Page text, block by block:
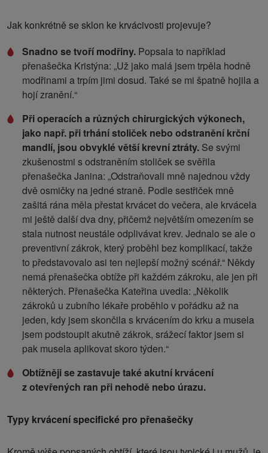
Jak konkrétně se sklon ke krvácivosti projevuje?
Snadno se tvoří modřiny. Popsala to například
přenašečka Kristýna: „Už jako malá jsem trpěla hodně
modřinami a trpím jimi dosud. Také se mi špatně hojila a
hojí zranění.“
Při operacích a různých chirurgických výkonech,
jako např. při trhání stoliček nebo odstranění krční
mandlí, jsou obvyklé větší krevní ztráty. Se svými
zkušenostmi s odstraněním stoliček se svěřila
přenašečka Janina: „Odstraňovali mně najednou vždy
dvě osmičky na jedné straně. Podle sestřiček mně
zašitá rána měla přestat krvácet do večera, ale krvácela
mi ještě další dva dny, přičemž největším omezením se
stala nutnost neustále odplivávat krev. Jednalo se ale o
preventivní zákrok, který proběhl bez komplikací, takže
to představovalo asi ten nejlepší možný scénář.“ Někdy
nemá přenašečka obtíže při každém zákroku, ale jen při
některých. Přenašečka Kateřina uvedla: „Několik
zákroků u zubního lékaře proběhlo v pořádku až na
jeden, kdy jsem skončila s krvácením do krku a musela
jsem podstoupit akutně zákrok, srážecí faktor jsem si
pak musela aplikovat skoro týden.“
Obtížněji se zastavuje také akutní krvácení
z otevřených ran při nehodě nebo úrazu.
Typy krvácení specifické pro přenašečky